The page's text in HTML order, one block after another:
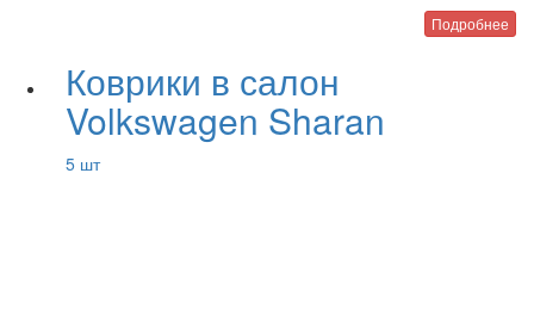
Подробнее
Коврики в салон
Volkswagen Sharan
5 шт